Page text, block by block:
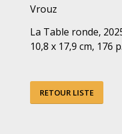
Vrouz
La Table ronde,
10,8 x 17,9 cm, 176
RETOUR LISTE